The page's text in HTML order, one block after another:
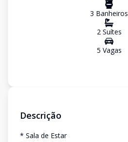
3 Banheiros
2Suítes
5 Vagas
Descrição
* Sala de Estar